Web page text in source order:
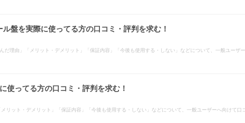
盤を実際に使ってる方の口コミ・評判を求む！
理由」「メリット・デメリット」「保証内容」「今後も使用する・しない」などについて、一般ユーザ
使ってる方の口コミ・評判を求む！
リット・デメリット」「保証内容」「今後も使用する・しない」などについて、一般ユーザーへ向けて口